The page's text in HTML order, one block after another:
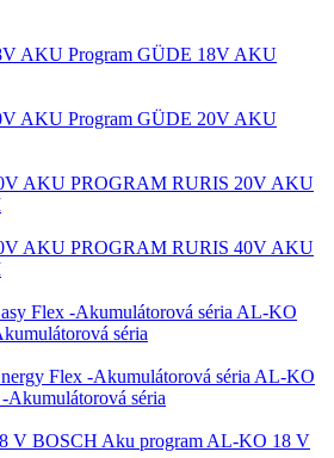
GÜDE 18V AKU
GÜDE 20V AKU
RURIS 20V AKU
RURIS 40V AKU
AL-KO
séria
AL-KO
Akumulátorová séria
AL-KO 18 V